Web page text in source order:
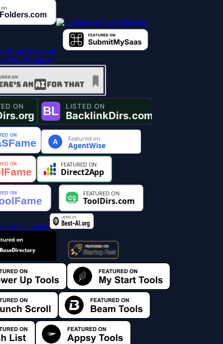
A Featured on
AgentWise